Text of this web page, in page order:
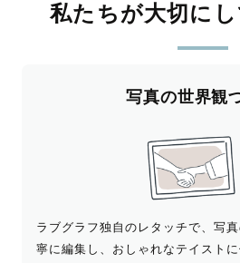
私たちが大切に
写真の世界観
ラブグラフ独自のレタッチで、写
寧に編集し、おしゃれなテイスト